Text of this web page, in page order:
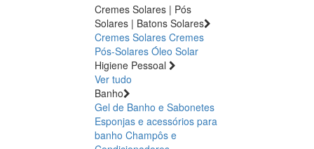
Cremes Solares | Pós
Solares | Batons Solares
Cremes Solares Cremes
Pós-Solares Óleo Solar
Higiene Pessoal
Ver tudo
Banho
Gel de Banho e Sabonetes
Esponjas e acessórios para
banho Champôs e